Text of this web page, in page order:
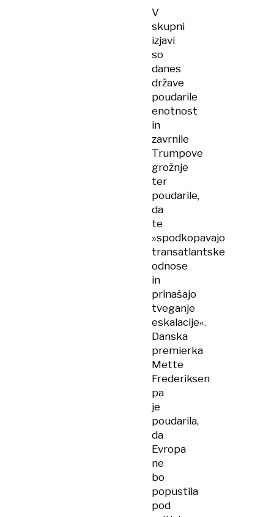
V
skupni
izjavi
so
danes
države
poudarile
enotnost
in
zavrnile
Trumpove
grožnje
ter
poudarile,
da
te
»spodkopavajo
transatlantske
odnose
in
prinašajo
tveganje
eskalacije«.
Danska
premierka
Mette
Frederiksen
pa
je
poudarila,
da
Evropa
ne
bo
popustila
pod